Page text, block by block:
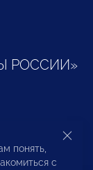
РОССИИ»
и
понять,
с